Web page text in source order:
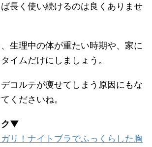
長く使い続けるのは良くありませ
生理中の体が重たい時期や、家に
イムだけにしましょう。
コルテが痩せてしまう原因にもな
くださいね。
ク▼
リ！ナイトブラでふっくらした胸